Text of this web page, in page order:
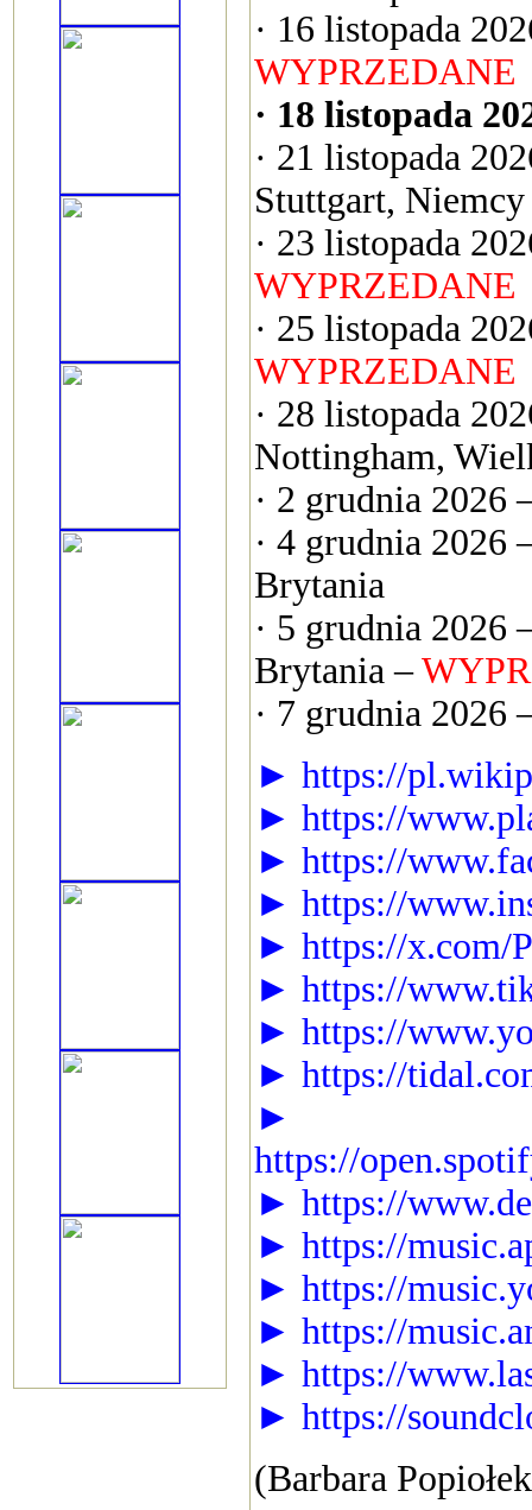
· 16 listopada
WYPRZEDANE
· 18 listopada
· 21 listopada
Stuttgart, Niemcy
· 23 listopada
WYPRZEDANE
· 25 listopada
WYPRZEDANE
· 28 listopada
Nottingham,
· 2 grudnia 2026
· 4 grudnia 2026
Brytania
· 5 grudnia 2026
Brytania –
· 7 grudnia
► https://
► https://
► https://
► https://
► https://x.com/
► https://
► https://
► https://
►
https://
► https://
► https://
► https://
► https://
► https://
► https://
(Barbara